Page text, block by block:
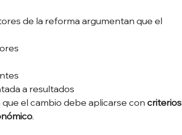
de la reforma argumentan que el
a resultados
el cambio debe aplicarse con criterios
.